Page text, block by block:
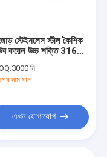
স্টেইনলেস স্টীল কৈশিক
কয়েল উচ্চ শক্তি 316L
3000 মি
দাম পান
এখন যোগাযোগ